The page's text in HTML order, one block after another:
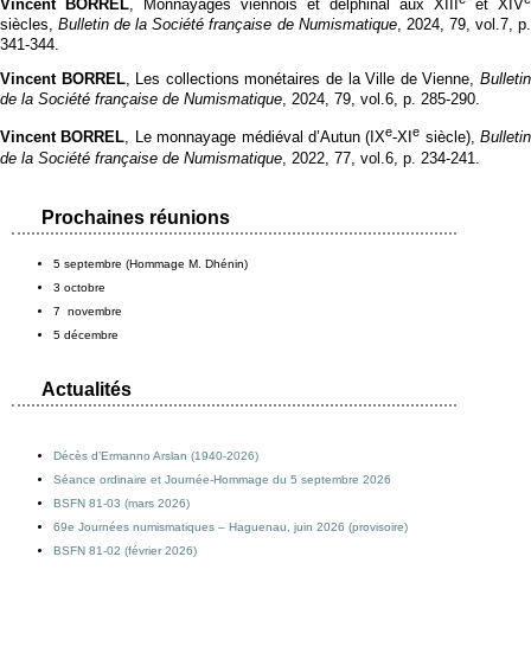
Vincent BORREL, Monnayages viennois et delphinal aux XIII et XIV
siècles,Bulletin de la Société française de Numismatique, 2024, 79, vol.7, p.
341‑344.
Vincent BORREL, Les collections monétaires de la Ville de Vienne,Bulletin
de la Société française de Numismatique, 2024, 79, vol.6, p. 285‑290.
Vincent BORREL, Le monnayage médiéval d’Autun (IXe-XIe siècle), Bulletin
de la Société française de Numismatique , 2022, 77, vol.6, p. 234‑241.
Prochaines réunions
5 septembre (Hommage M. Dhénin)
3 octobre
7 novembre
5 décembre
Actualités
Décès d’Ermanno Arslan (1940-2026)
Séance ordinaire et Journée-Hommage du 5 septembre 2026
BSFN 81-03 (mars 2026)
69e Journées numismatiques – Haguenau, juin 2026 (provisoire)
BSFN 81-02 (février 2026)